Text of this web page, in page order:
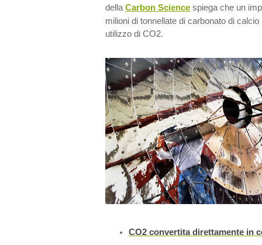
della Carbon Science spiega che un
milioni di tonnellate di carbonato di calcio
utilizzo di CO2.
CO2 convertita direttamente in